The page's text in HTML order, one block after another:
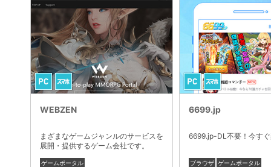
WEBZEN
まざまなゲームジャンルのサービスを
展開・提供するゲーム会社です。
ゲームポータル
6699.jp
6699.jp-DL不要！今す
ブラウザ ゲームポータル